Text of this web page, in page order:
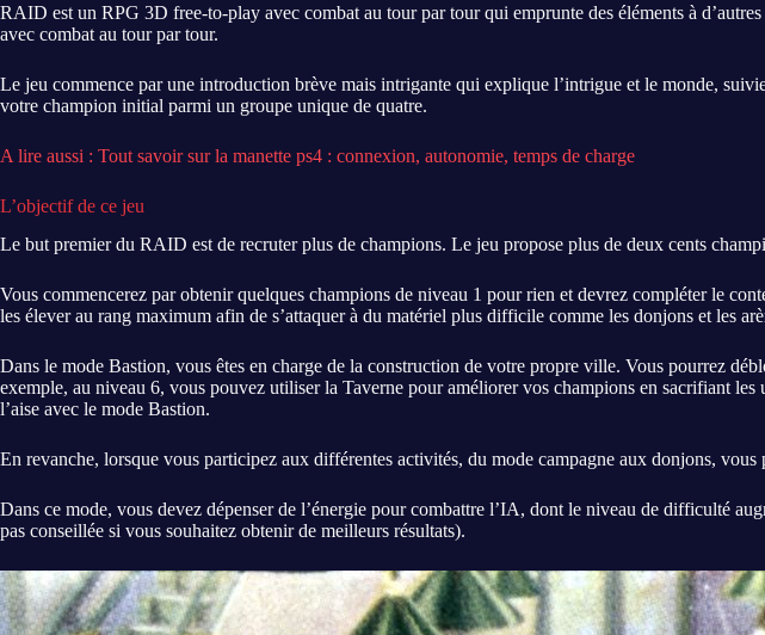
RAID est un RPG 3D free-to-play avec combat au tour par tour qui emprunte des éléments à
avec combat au tour par tour.
Le jeu commence par une introduction brève mais intrigante qui explique l’intrigue et le monde,
votre champion initial parmi un groupe unique de quatre.
A lire aussi : Tout savoir sur la manette ps4 : connexion, autonomie, temps de charge
L’objectif de ce jeu
Le but premier du RAID est de recruter plus de champions. Le jeu propose plus de deux cents
Vous commencerez par obtenir quelques champions de niveau 1 pour rien et devrez compléter le
les élever au rang maximum afin de s’attaquer à du matériel plus difficile comme les donjons et les
Dans le mode Bastion, vous êtes en charge de la construction de votre propre ville. Vous pourrez
exemple, au niveau 6, vous pouvez utiliser la Taverne pour améliorer vos champions en sacrifiant
l’aise avec le mode Bastion.
En revanche, lorsque vous participez aux différentes activités, du mode campagne aux donjons, vous
Dans ce mode, vous devez dépenser de l’énergie pour combattre l’IA, dont le niveau de difficulté
pas conseillée si vous souhaitez obtenir de meilleurs résultats).